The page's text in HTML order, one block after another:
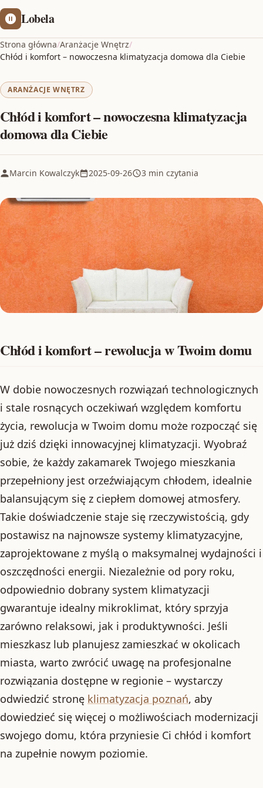
Lobela
Strona główna/Aranżacje Wnętrz/
Chłód i komfort – nowoczesna klimatyzacja domowa dla Ciebie
ARANŻACJE WNĘTRZ
Chłód i komfort – nowoczesna klimatyzacja
domowa dla Ciebie
Marcin Kowalczyk 2025-09-26 3 min czytania
Chłód i komfort – rewolucja w Twoim domu
W dobie nowoczesnych rozwiązań technologicznych
i stale rosnących oczekiwań względem komfortu
życia, rewolucja w Twoim domu może rozpocząć się
już dziś dzięki innowacyjnej klimatyzacji. Wyobraź
sobie, że każdy zakamarek Twojego mieszkania
przepełniony jest orzeźwiającym chłodem, idealnie
balansującym się z ciepłem domowej atmosfery.
Takie doświadczenie staje się rzeczywistością, gdy
postawisz na najnowsze systemy klimatyzacyjne,
zaprojektowane z myślą o maksymalnej wydajności i
oszczędności energii. Niezależnie od pory roku,
odpowiednio dobrany system klimatyzacji
gwarantuje idealny mikroklimat, który sprzyja
zarówno relaksowi, jak i produktywności. Jeśli
mieszkasz lub planujesz zamieszkać w okolicach
miasta, warto zwrócić uwagę na profesjonalne
rozwiązania dostępne w regionie – wystarczy
odwiedzić stronę klimatyzacja poznań, aby
dowiedzieć się więcej o możliwościach modernizacji
swojego domu, która przyniesie Ci chłód i komfort
na zupełnie nowym poziomie.